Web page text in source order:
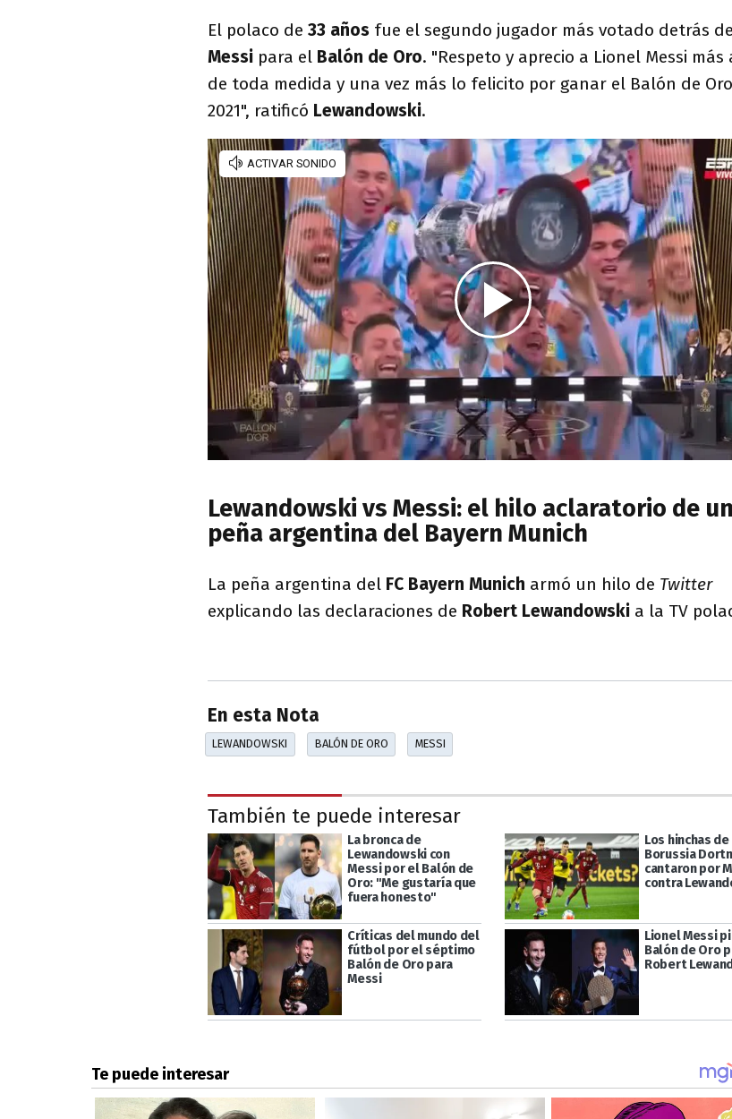
El polaco de 33 años fue el segundo jugador más votado detrás de
Messi para el Balón de Oro. "Respeto y aprecio a Lionel Messi más
de toda medida y una vez más lo felicito por ganar el Balón de Oro
2021", ratificó Lewandowski.
Lewandowski vs Messi: el hilo aclaratorio de
peña argentina del Bayern Munich
La peña argentina del FC Bayern Munich armó un hilo de Twitter
explicando las declaraciones de Robert Lewandowski a la TV
En esta Nota
LEWANDOWSKI BALÓN DE ORO MESSI
También te puede interesar
La bronca de
Lewandowski con
Messi por el Balón de
Oro: "Me gustaría que
fuera honesto"
Los hinchas de
Borussia
cantaron por
contra
Críticas del mundo del
fútbol por el séptimo
Balón de Oro para
Messi
Lionel Messi
Balón de Oro
Robert